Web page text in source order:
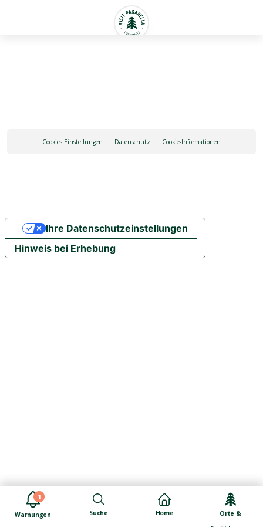
1
Warnungen Suche Home
Orte &
Cookies Einstellungen Datenschutz Cookie-Informationen
Hinweis bei Erhebung
Ihre Datenschutzeinstellungen